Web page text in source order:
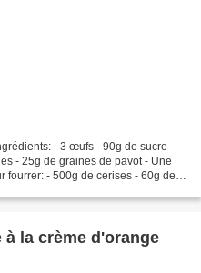
- 3 œufs - 90g de sucre -
- 25g de graines de pavot - Une
fourrer: - 500g de cerises - 60g de
la crème d'orange